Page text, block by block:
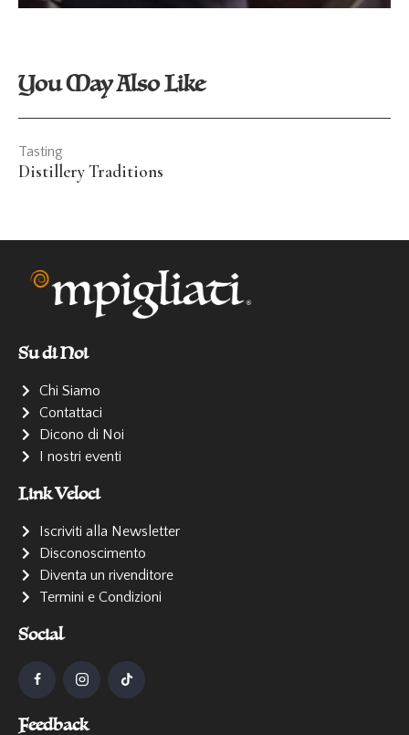
You May Also Like
Tasting
Distillery Traditions
Su di Noi
Chi Siamo
Contattaci
Dicono di Noi
I nostri eventi
Link Veloci
Iscriviti alla Newsletter
Disconoscimento
Diventa un rivenditore
Termini e Condizioni
Social
Feedback